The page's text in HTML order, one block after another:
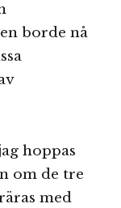
borde nå
hoppas
om de tre
med